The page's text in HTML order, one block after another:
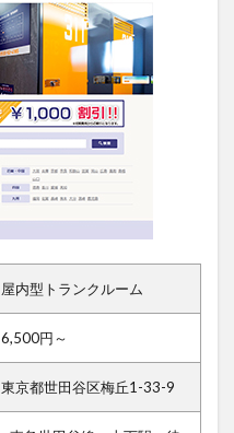
屋内型トランクルーム
6,500円～
東京都世田谷区梅丘1-33-9